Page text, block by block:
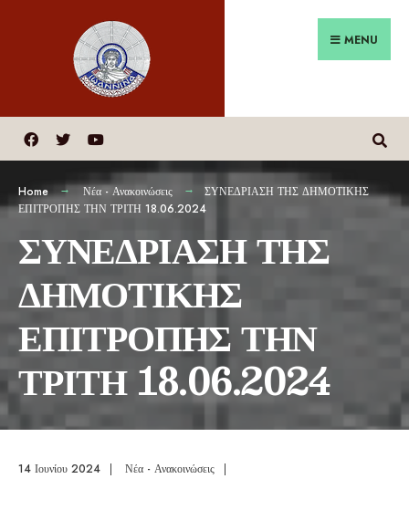
MENU
Home Νέα - Ανακοινώσεις
ΣΥΝΕΔΡΙΑΣΗ ΤΗΣ ΔΗΜΟΤΙΚΗΣ
ΕΠΙΤΡΟΠΗΣ ΤΗΝ ΤΡΙΤΗ 18.06.2024
ΣΥΝΕΔΡΙΑΣΗ ΤΗΣ
ΔΗΜΟΤΙΚΗΣ
ΕΠΙΤΡΟΠΗΣ ΤΗΝ
ΤΡΙΤΗ 18.06.2024
14 Ιουνίου 2024 | Νέα - Ανακοινώσεις |